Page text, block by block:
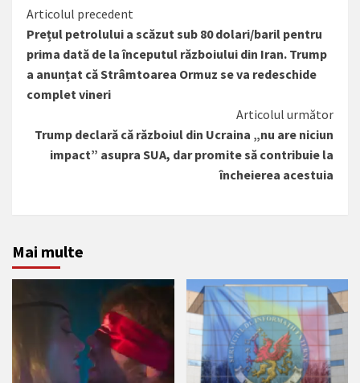
Citește
mai
mult
Articolul precedent
Prețul petrolului a scăzut sub 80 dolari/baril pentru
prima dată de la începutul războiului din Iran. Trump
a anunțat că Strâmtoarea Ormuz se va redeschide
complet vineri
Articolul următor
Trump declară că războiul din Ucraina „nu are niciun
impact” asupra SUA, dar promite să contribuie la
încheierea acestuia
Mai multe